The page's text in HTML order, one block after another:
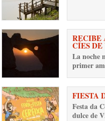
RECIBE
CÍES
La noche
primer
FIESTA
Festa da
dulce de